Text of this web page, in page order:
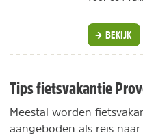
BEKIJK
Tips fietsvakantie
Meestal worden
aangeboden als reis